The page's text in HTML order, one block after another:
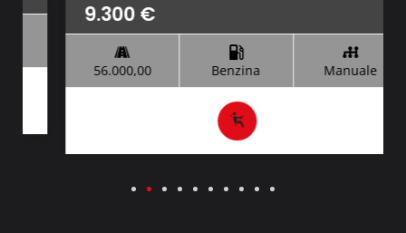
9.300€
56.000,00 Benzina Manuale